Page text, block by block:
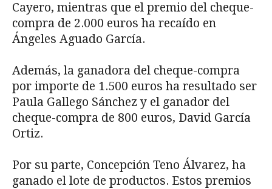
Cayero, mientras que el premio del cheque-
compra de 2.000 euros ha recaído en
Ángeles Aguado García.
Además, la ganadora del cheque-compra
por importe de 1.500 euros ha resultado ser
Paula Gallego Sánchez y el ganador del
cheque-compra de 800 euros, David García
Ortiz.
Por su parte, Concepción Teno Álvarez, ha
ganado el lote de productos. Estos premios